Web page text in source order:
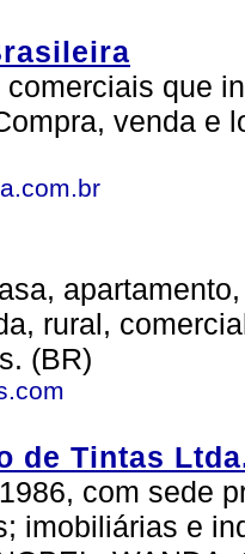
que
venda e
rural,
(BR)
de Tintas
com sede
imobiliárias e